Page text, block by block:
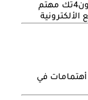
: مؤسس مدونة و موقع ليبانون4تك مهتم
الألكترونية
في